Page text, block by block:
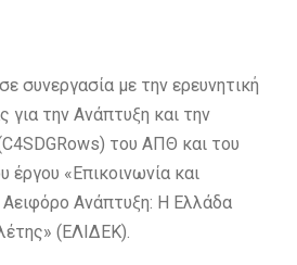
συνεργασία με την ερευνητική
για την Ανάπτυξη και την
του ΑΠΘ και του
έργου «Επικοινωνία και
Αειφόρο Ανάπτυξη: Η Ελλάδα
(ΕΛΙΔΕΚ).